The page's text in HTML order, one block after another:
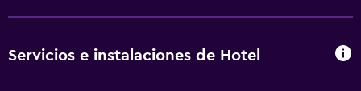
Servicios e instalaciones de Hotel